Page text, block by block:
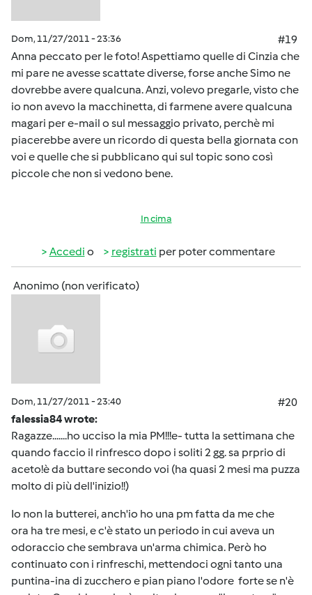
Dom, 11/27/2011 - 23:36
#19
Anna peccato per le foto! Aspettiamo quelle di Cinzia che
mi pare ne avesse scattate diverse, forse anche Simo ne
dovrebbe avere qualcuna. Anzi, volevo pregarle, visto che
io non avevo la macchinetta, di farmene avere qualcuna
magari per e-mail o sul messaggio privato, perchè mi
piacerebbe avere un ricordo di questa bella giornata con
voi e quelle che si pubblicano qui sul topic sono così
piccole che non si vedono bene.
In cima
Accedi o registrati per poter commentare
Anonimo (non verificato)
Dom, 11/27/2011 - 23:40
#20
falessia84 wrote:
Ragazze.......ho ucciso la mia PM!!!e- tutta la settimana che
quando faccio il rinfresco dopo i soliti 2 gg. sa prprio di
aceto!è da buttare secondo voi (ha quasi 2 mesi ma puzza
molto di più dell'inizio!!)
Io non la butterei, anch'io ho una pm fatta da me che
ora ha tre mesi, e c'è stato un periodo in cui aveva un
odoraccio che sembrava un'arma chimica. Però ho
continuato con i rinfreschi, mettendoci ogni tanto una
puntina-ina di zucchero e pian piano l'odore forte se n'è